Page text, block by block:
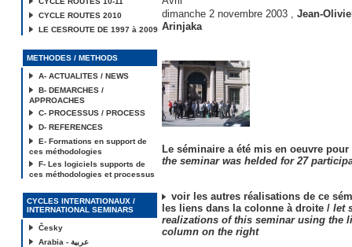
CYCLE ROUTES 2010
LE CESROUTE DE 1997 à 2009
METHODES / METHODS
A- ACTUALITES / NEWS
B- DEMARCHES /
APPROACHES
C- PROCESSUS / PROCESS
D- REFERENCES
E- Formations en support de
ces méthodologies
F- Les logiciels supports de
ces méthodologies et processus
CYCLES INTERNATIONAUX /
INTERNATIONAL SEMINARS
Česky
Arabia - عربية
dimanche 2 novembre 2003 , Jean-
Arinjaka
Le séminaire a été mis en oeuvre
the seminar was helded for 27
voir les autres réalisations de ce
les liens dans la colonne à droite / let
realizations of this seminar using the
column on the right